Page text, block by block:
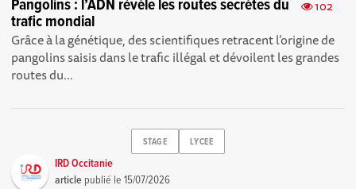
102
Pangolins : l’ADN révèle les routes secrètes du
trafic mondial
Grâce à la génétique, des scientifiques retracent l’origine de
pangolins saisis dans le trafic illégal et dévoilent les grandes
routes du...
STAGE LYCEE
IRD Occitanie
article publié le15/07/2026